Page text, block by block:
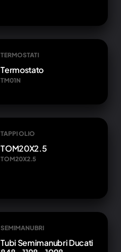
TERMOSTATI
Termostato
TM01N
TAPPI OLIO
TOM20X2.5
TOM20X2.5
SEMIMANUBRI
Tubi Semimanubri Ducati